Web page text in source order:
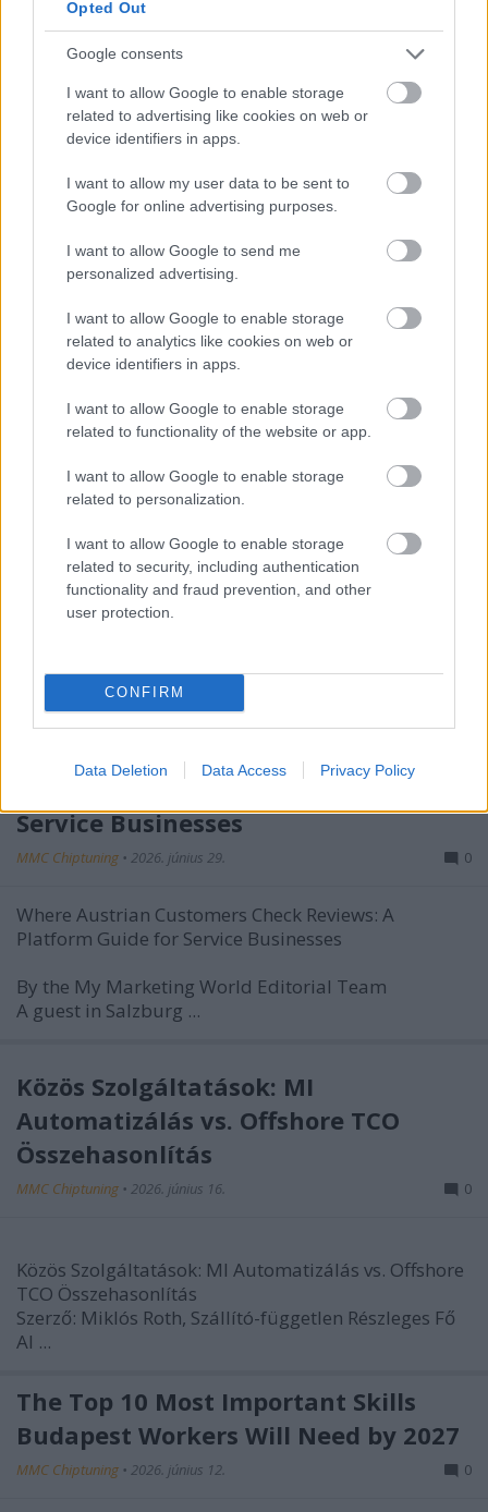
Opted Out
Google consents
I want to allow Google to enable storage
related to advertising like cookies on web or
device identifiers in apps.
I want to allow my user data to be sent to
Google for online advertising purposes.
I want to allow Google to send me
personalized advertising.
I want to allow Google to enable storage
related to analytics like cookies on web or
device identifiers in apps.
I want to allow Google to enable storage
related to functionality of the website or app.
I want to allow Google to enable storage
related to personalization.
I want to allow Google to enable storage
related to security, including authentication
functionality and fraud prevention, and other
user protection.
CONFIRM
Data Deletion Data Access Privacy Policy
Keresőoptimalizálás és üzleti
MMC Chiptuning• 2026. július 08.
Keresőoptimalizálás és üzleti stratégia együtt
Sok vállalkozásnál a SEO "valaki másnak" a feladata
— egy ügynökségé, egy marketingesé, ...
Where Austrian Customers Check
Reviews: A Platform Guide for
Service Businesses
MMC Chiptuning • 2026. június 29. 0
Where Austrian Customers Check Reviews: A
Platform Guide for Service Businesses
By the My Marketing World Editorial Team
A guest in Salzburg ...
Közös Szolgáltatások: MI
Automatizálás vs. Offshore TCO
Összehasonlítás
MMC Chiptuning • 2026. június 16. 0
Közös Szolgáltatások: MI Automatizálás vs. Offshore
TCO Összehasonlítás
Szerző: Miklós Roth, Szállító-független Részleges Fő
AI ...
The Top 10 Most Important Skills
Budapest Workers Will Need by 2027
MMC Chiptuning • 2026. június 12. 0